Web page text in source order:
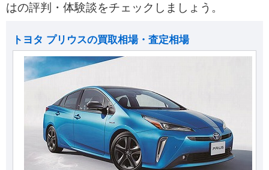
はの評判・体験談をチェックしましょう。
トヨタ プリウスの買取相場・査定相場